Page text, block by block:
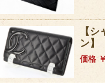
【
ン】
価格